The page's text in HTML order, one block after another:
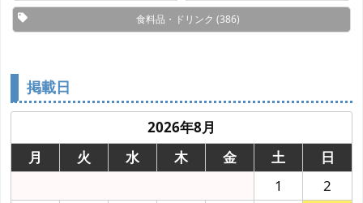
食料品・ドリンク (386)
掲載日
2026年8月
月
火 水 木 金 土
日
1
2